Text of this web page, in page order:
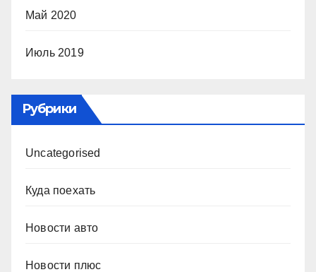
Май 2020
Июль 2019
Рубрики
Uncategorised
Куда поехать
Новости авто
Новости плюс